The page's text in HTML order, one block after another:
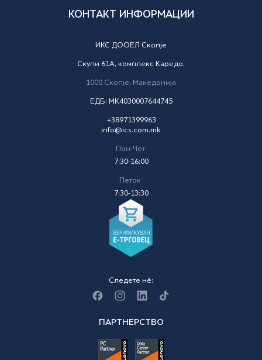
КОНТАКТ ИНФОРМАЦИИ
ИКС ДООЕЛ Скопје
Скупи 61А, комплекс Каредо,
1000 Скопје, Македонија
ЕДБ: MK4030007644745
+38971399963
info@ics.com.mk
Пон-Чет
7:30-16:00
Петок
7:30-13:30
Следете нè:
ПАРТНЕРСТВО